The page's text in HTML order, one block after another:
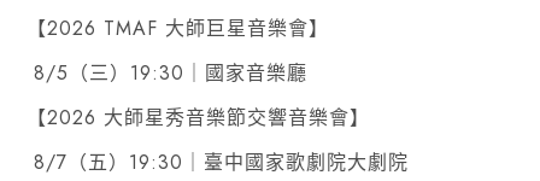
【2026 TMAF 大師巨星音樂會】
8/5（三）19:30｜國家音樂廳
【2026 大師星秀音樂節交響音樂會】
8/7（五）19:30｜臺中國家歌劇院大劇院